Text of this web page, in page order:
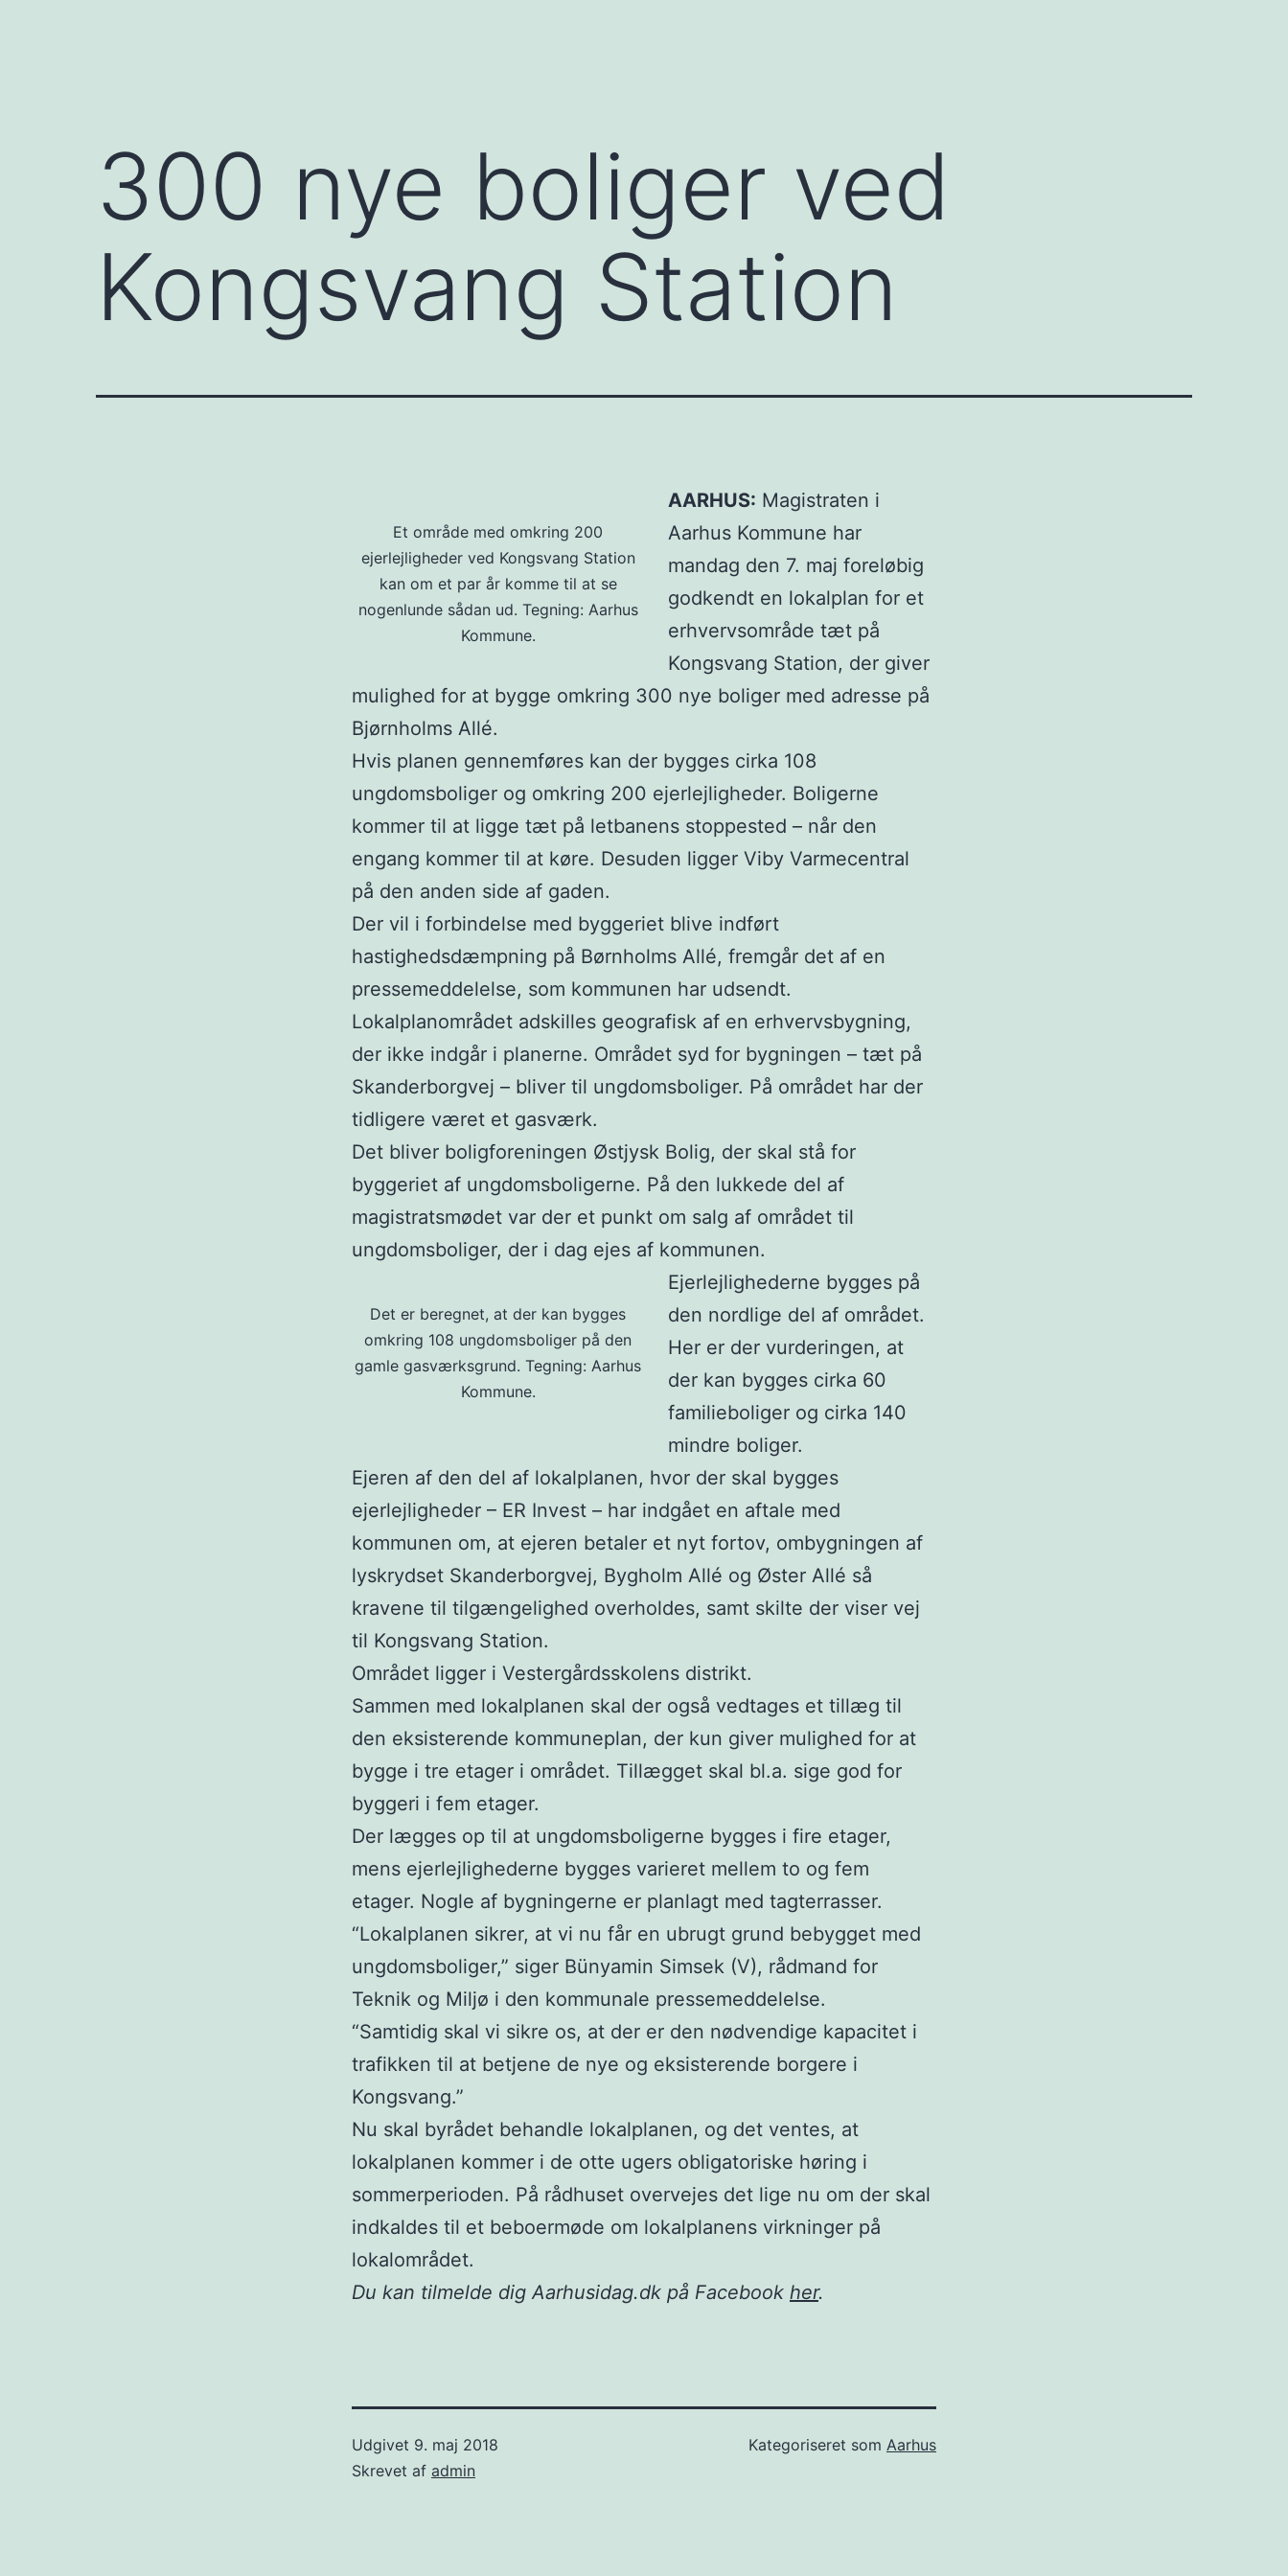
300 nye boliger ved
Kongsvang Station
Et område med omkring 200
ejerlejligheder ved Kongsvang Station
kan om et par år komme til at se
nogenlunde sådan ud. Tegning: Aarhus
Kommune.
AARHUS: Magistraten i
Aarhus Kommune har
mandag den 7. maj foreløbig
godkendt en lokalplan for et
erhvervsområde tæt på
Kongsvang Station, der giver
mulighed for at bygge omkring 300 nye boliger med adresse på
Bjørnholms Allé.
Hvis planen gennemføres kan der bygges cirka 108
ungdomsboliger og omkring 200 ejerlejligheder. Boligerne
kommer til at ligge tæt på letbanens stoppested – når den
engang kommer til at køre. Desuden ligger Viby Varmecentral
på den anden side af gaden.
Der vil i forbindelse med byggeriet blive indført
hastighedsdæmpning på Børnholms Allé, fremgår det af en
pressemeddelelse, som kommunen har udsendt.
Lokalplanområdet adskilles geografisk af en erhvervsbygning,
der ikke indgår i planerne. Området syd for bygningen – tæt på
Skanderborgvej – bliver til ungdomsboliger. På området har der
tidligere været et gasværk.
Det bliver boligforeningen Østjysk Bolig, der skal stå for
byggeriet af ungdomsboligerne. På den lukkede del af
magistratsmødet var der et punkt om salg af området til
ungdomsboliger, der i dag ejes af kommunen.
Det er beregnet, at der kan bygges
omkring 108 ungdomsboliger på den
gamle gasværksgrund. Tegning: Aarhus
Kommune.
Ejerlejlighederne bygges på
den nordlige del af området.
Her er der vurderingen, at
der kan bygges cirka 60
familieboliger og cirka 140
mindre boliger.
Ejeren af den del af lokalplanen, hvor der skal bygges
ejerlejligheder – ER Invest – har indgået en aftale med
kommunen om, at ejeren betaler et nyt fortov, ombygningen af
lyskrydset Skanderborgvej, Bygholm Allé og Øster Allé så
kravene til tilgængelighed overholdes, samt skilte der viser vej
til Kongsvang Station.
Området ligger i Vestergårdsskolens distrikt.
Sammen med lokalplanen skal der også vedtages et tillæg til
den eksisterende kommuneplan, der kun giver mulighed for at
bygge i tre etager i området. Tillægget skal bl.a. sige god for
byggeri i fem etager.
Der lægges op til at ungdomsboligerne bygges i fire etager,
mens ejerlejlighederne bygges varieret mellem to og fem
etager. Nogle af bygningerne er planlagt med tagterrasser.
“Lokalplanen sikrer, at vi nu får en ubrugt grund bebygget med
ungdomsboliger,” siger Bünyamin Simsek (V), rådmand for
Teknik og Miljø i den kommunale pressemeddelelse.
“Samtidig skal vi sikre os, at der er den nødvendige kapacitet i
trafikken til at betjene de nye og eksisterende borgere i
Kongsvang.”
Nu skal byrådet behandle lokalplanen, og det ventes, at
lokalplanen kommer i de otte ugers obligatoriske høring i
sommerperioden. På rådhuset overvejes det lige nu om der skal
indkaldes til et beboermøde om lokalplanens virkninger på
lokalområdet.
Du kan tilmelde dig Aarhusidag.dk på Facebook her.
Udgivet 9. maj 2018
Skrevet af admin
Kategoriseret som Aarhus